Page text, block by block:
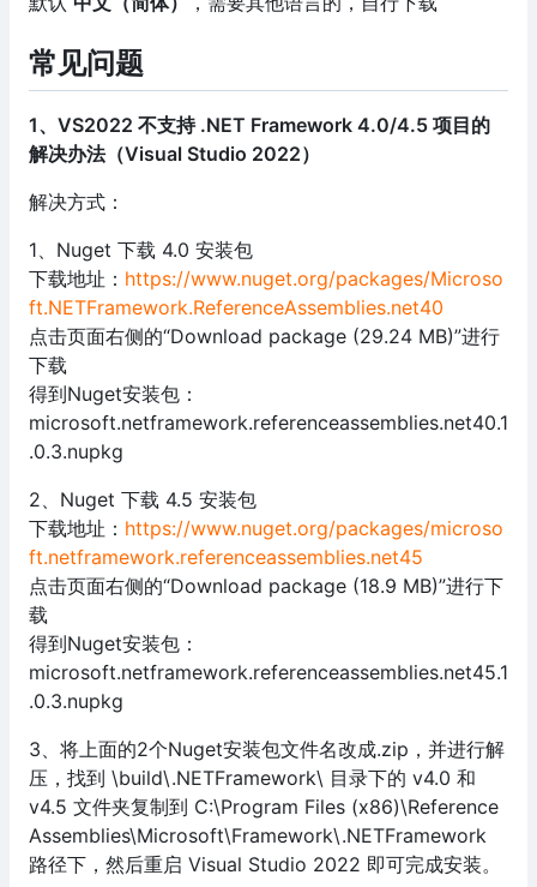
常见问题
1、VS2022 不支持 .NET Framework 4.0/4.5 项目的
解决办法（Visual Studio 2022）
解决方式：
1、Nuget 下载 4.0 安装包
下载地址： https://www.nuget.org/packages/Microso
ft.NETFramework.ReferenceAssemblies.net40
点击页面右侧的“Download package (29.24 MB)”进行
下载
得到Nuget安装包：
microsoft.netframework.referenceassemblies.net40.1
.0.3.nupkg
2、Nuget 下载 4.5 安装包
下载地址： https://www.nuget.org/packages/microso
ft.netframework.referenceassemblies.net45
点击页面右侧的“Download package (18.9 MB)”进行下
载
得到Nuget安装包：
microsoft.netframework.referenceassemblies.net45.1
.0.3.nupkg
3、将上面的2个Nuget安装包文件名改成.zip，并进行解
压，找到 \build\.NETFramework\ 目录下的 v4.0 和
v4.5 文件夹复制到 C:\Program Files (x86)\Reference
Assemblies\Microsoft\Framework\.NETFramework
路径下，然后重启 Visual Studio 2022 即可完成安装。